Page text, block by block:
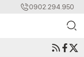
0902.294.950